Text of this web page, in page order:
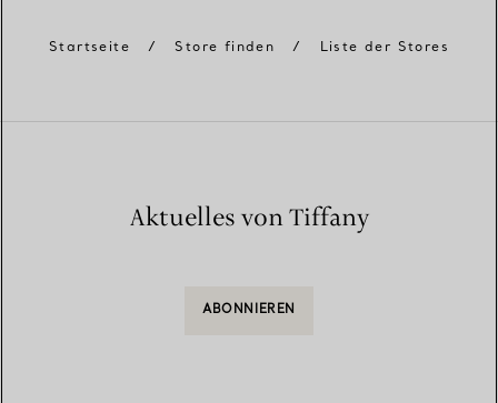
Startseite / Store finden / Liste der Stores
Aktuelles von Tiffany
ABONNIEREN